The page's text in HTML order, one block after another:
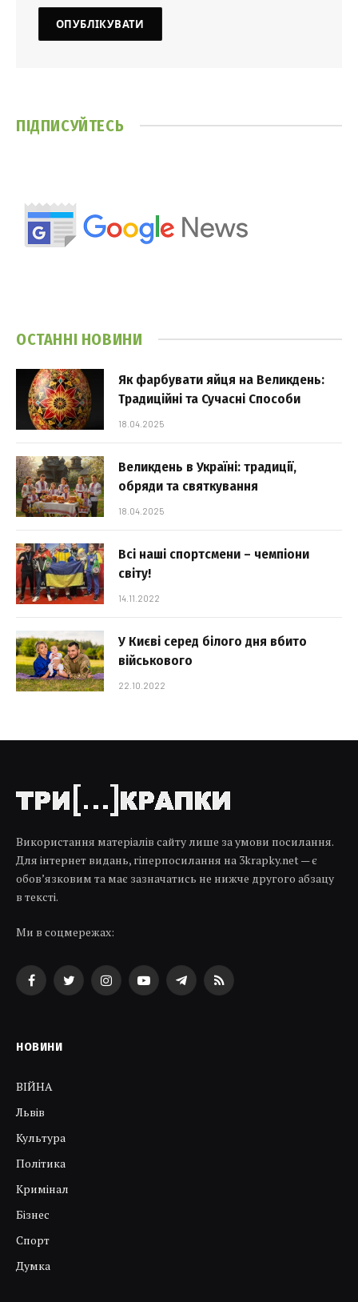
ПІДПИСУЙТЕСЬ
ОСТАННІ НОВИНИ
Як фарбувати яйця на Великдень:
Традиційні та Сучасні Способи
18.04.2025
Великдень в Україні: традиції,
обряди та святкування
18.04.2025
Всі наші спортсмени – чемпіони
світу!
14.11.2022
У Києві серед білого дня вбито
військового
22.10.2022
Використання матеріалів сайту лише за умови посилання.
Для інтернет видань, гіперпосилання на 3krapky.net — є
обов’язковим та має зазначатись не нижче другого абзацу
в тексті.
Ми в соцмережах:
FacebookTwitterInstagramYouTubeTelegramRSS
НОВИНИ
ВІЙНА
Львів
Культура
Політика
Кримінал
Бізнес
Спорт
Думка